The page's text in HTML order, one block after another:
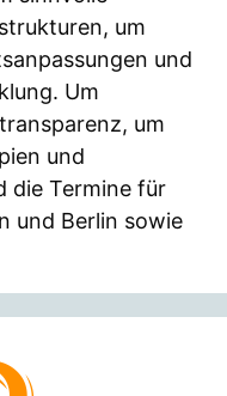
um
und
Um
um
und
die Termine für
und Berlin sowie